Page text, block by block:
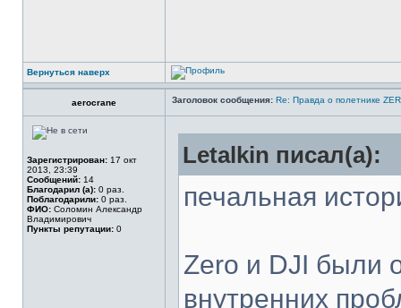
Вернуться наверх
aerocrane Заголовок сообщения: Re: Правда о полетнике
Зарегистрирован: 17 окт
2013, 23:39
Сообщений: 14
Благодарил (а): 0 раз.
Поблагодарили: 0 раз.
ФИО: Соломин Александр
Владимирович
Пункты репутации: 0
Letalkin писал(а):
печальная
Zero и DJI были
внутренних